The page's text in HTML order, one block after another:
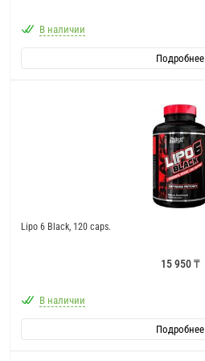
В наличии
Подробнее
Lipo 6 Black, 120 caps.
15 950 ₸
В наличии
Подробнее